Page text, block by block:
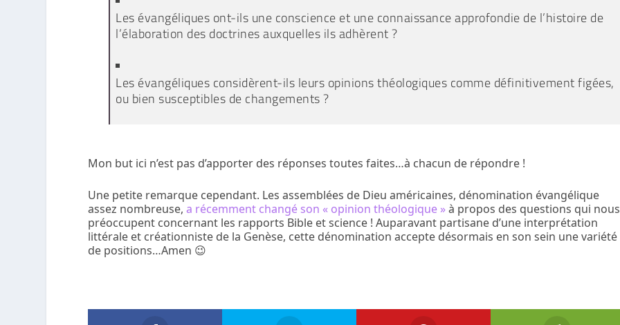
Les évangéliques ont-ils une conscience et une connaissance approfondie de l’histoire de
l’élaboration des doctrines auxquelles ils adhèrent ?
Les évangéliques considèrent-ils leurs opinions théologiques comme définitivement figées,
ou bien susceptibles de changements ?
Mon but ici n’est pas d’apporter des réponses toutes faites…à chacun de répondre !
Une petite remarque cependant. Les assemblées de Dieu américaines, dénomination évangélique
assez nombreuse,a récemment changé son « opinion théologique »à propos des questions qui nous
préoccupent concernant les rapports Bible et science ! Auparavant partisane d’une interprétation
littérale et créationniste de la Genèse, cette dénomination accepte désormais en son sein une variété
de positions…Amen 😉